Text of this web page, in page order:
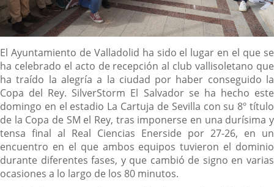
Descripción
El Ayuntamiento de Valladolid ha sido el lugar en el que se
ha celebrado el acto de recepción al club vallisoletano que
ha traído la alegría a la ciudad por haber conseguido la
Copa del Rey. SilverStorm El Salvador se ha hecho este
domingo en el estadio La Cartuja de Sevilla con su 8º título
de la Copa de SM el Rey, tras imponerse en una durísima y
tensa final al Real Ciencias Enerside por 27-26, en un
encuentro en el que ambos equipos tuvieron el dominio
durante diferentes fases, y que cambió de signo en varias
ocasiones a lo largo de los 80 minutos.